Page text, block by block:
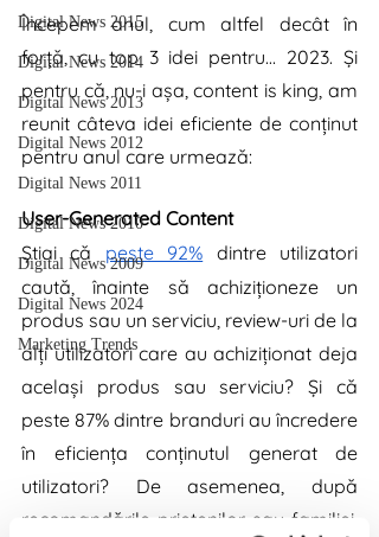
Digital News 2015
Digital News 2014
Digital News 2013
Digital News 2012
Digital News 2011
Digital News 2010
Digital News 2009
Digital News 2024
Marketing Trends
Începem anul, cum altfel decât în
forță, cu top 3 idei pentru… 2023. Și
pentru că, nu-i așa, content is king, am
reunit câteva idei eficiente de conținut
pentru anul care urmează:
User-Generated Content
Știai că peste 92% dintre utilizatori
caută, înainte să achiziționeze un
produs sau un serviciu, review-uri de la
alți utilizatori care au achiziționat deja
același produs sau serviciu? Și că
peste 87% dintre branduri au încredere
în eficiența conținutul generat de
utilizatori? De asemenea, după
recomandările prietenilor sau familiei,